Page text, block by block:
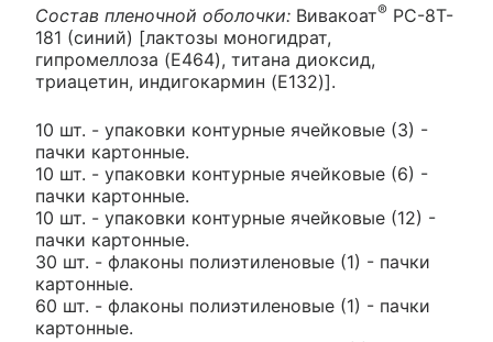
Состав пленочной оболочки: Вивакоат® PC-8T-
181 (синий) [лактозы моногидрат,
гипромеллоза (E464), титана диоксид,
триацетин, индигокармин (E132)].
10 шт. - упаковки контурные ячейковые (3) -
пачки картонные.
10 шт. - упаковки контурные ячейковые (6) -
пачки картонные.
10 шт. - упаковки контурные ячейковые (12) -
пачки картонные.
30 шт. - флаконы полиэтиленовые (1) - пачки
картонные.
60 шт. - флаконы полиэтиленовые (1) - пачки
картонные.